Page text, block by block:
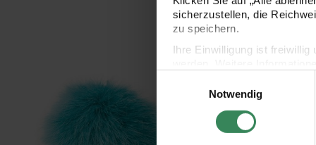
sicherzustellen, die
zu speichern.
Ihre Einwilligung ist freiwillig
Impressum
Datenschutz
Notwendig